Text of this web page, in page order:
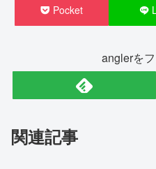
Pocket
anglerを
関連記事